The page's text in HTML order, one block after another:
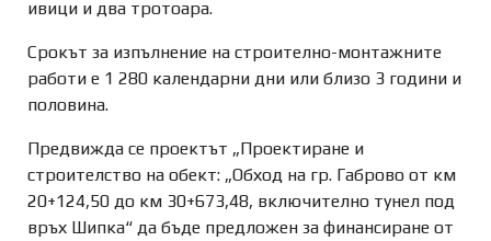
ивици и два тротоара.
Срокът за изпълнение на строително-монтажните
работи е 1 280 календарни дни или близо 3 години и
половина.
Предвижда се проектът „Проектиране и
строителство на обект: „Обход на гр. Габрово от км
20+124,50 до км 30+673,48, включително тунел под
връх Шипка“ да бъде предложен за финансиране от